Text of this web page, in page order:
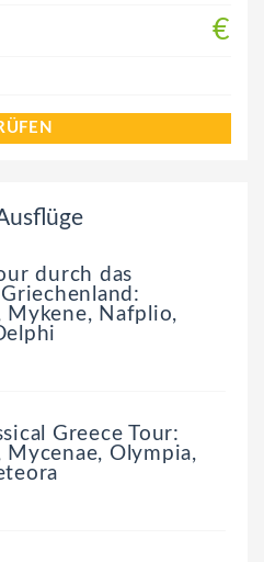
€
durch das
Mykene, Nafplio,
Greece Tour:
Mycenae, Olympia,